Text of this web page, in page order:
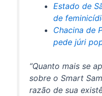
Estado de
de
Chacina de
pede júri
“Quanto mais se
sobre o Smart
razão de sua